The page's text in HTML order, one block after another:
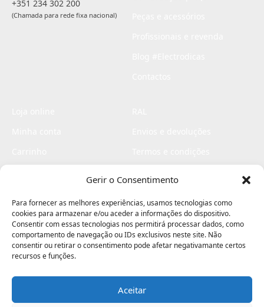
Gerir o Consentimento
Para fornecer as melhores experiências, usamos tecnologias como
cookies para armazenar e/ou aceder a informações do dispositivo.
Consentir com essas tecnologias nos permitirá processar dados, como
comportamento de navegação ou IDs exclusivos neste site. Não
consentir ou retirar o consentimento pode afetar negativamante certos
recursos e funções.
Aceitar
+351 234 302 200
(Chamada para rede fixa nacional)
Livro de elogios
Electromaquinas ©2026